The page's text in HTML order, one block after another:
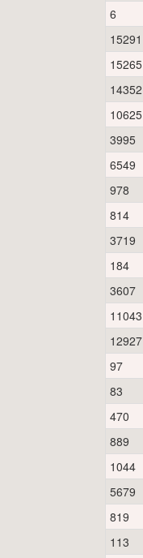
6
15291
15265
14352
10625
3995
6549
978
814
3719
184
3607
11043
12927
97
83
470
889
1044
5679
819
113